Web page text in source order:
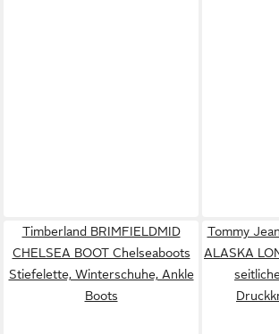
Timberland BRIMFIELDMID
CHELSEA BOOT Chelseaboots
Stiefelette, Winterschuhe, Ankle
Boots
Tommy
ALASKA